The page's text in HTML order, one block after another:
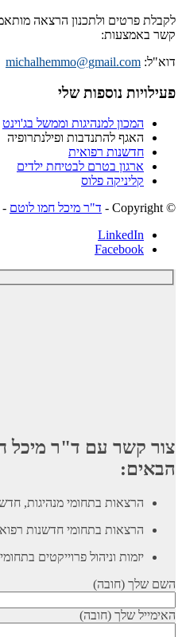
לקבלת פרטים ולתכנון הרצאה
קשר באמצעות:
דוא"ל: michalhemmo@gmail.com
פעילויות נוספות שלי
המכון למנהיגות וממשל בג'וינט
האגף להתנדבות ופילנתרופיה
חדשנות רפואית
ארגון בטרם לבטיחת ילדים
קליניקה פלוס
© ‫Copyright -
ד"ר מיכל חמו לוטם - Developed by
LinkedIn
Facebook
צור קשר עם ד"ר מיכל
הבאים:
הרצאות בתחומי מנהיגות,
הרצאות בתחומי חדשנות
יזמות וניהול פרוייקטים
השם שלך (חובה)
האימייל שלך (חובה)